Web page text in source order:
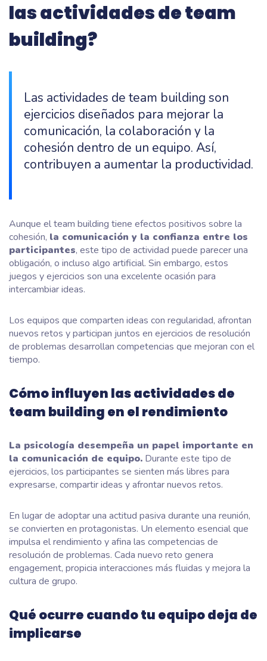
las actividades de team
building?
Las actividades de team building son
ejercicios diseñados para mejorar la
comunicación, la colaboración y la
cohesión dentro de un equipo. Así,
contribuyen a aumentar la productividad.
Aunque el team building tiene efectos positivos sobre la
cohesión, la comunicación y la confianza entre los
participantes, este tipo de actividad puede parecer una
obligación, o incluso algo artificial. Sin embargo, estos
juegos y ejercicios son una excelente ocasión para
intercambiar ideas.
Los equipos que comparten ideas con regularidad, afrontan
nuevos retos y participan juntos en ejercicios de resolución
de problemas desarrollan competencias que mejoran con el
tiempo.
Cómo influyen las actividades de
team building en el rendimiento
La psicología desempeña un papel importante en
la comunicación de equipo. Durante este tipo de
ejercicios, los participantes se sienten más libres para
expresarse, compartir ideas y afrontar nuevos retos.
En lugar de adoptar una actitud pasiva durante una reunión,
se convierten en protagonistas. Un elemento esencial que
impulsa el rendimiento y afina las competencias de
resolución de problemas. Cada nuevo reto genera
engagement, propicia interacciones más fluidas y mejora la
cultura de grupo.
Qué ocurre cuando tu equipo deja de
implicarse